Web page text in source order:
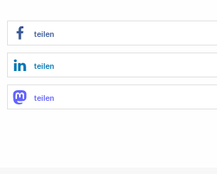
teilen
teilen
teilen